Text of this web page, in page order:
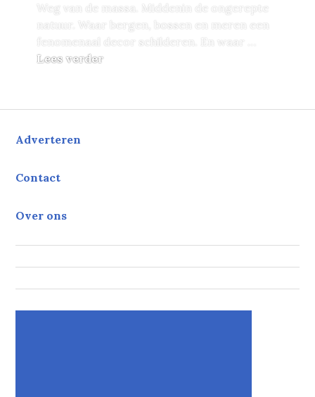
Weg van de massa. Middenin de ongerepte
natuur. Waar bergen, bossen en meren een
fenomenaal decor schilderen. En waar …
Lees verderTrip naar Vars
Adverteren
Contact
Over ons